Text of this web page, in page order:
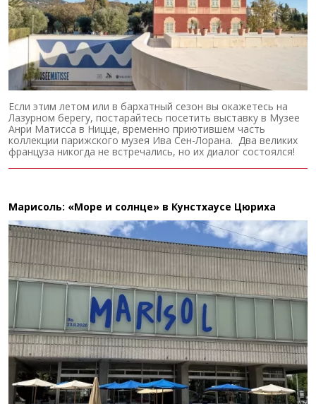
Если этим летом или в бархатный сезон вы окажетесь на
Лазурном берегу, постарайтесь посетить выставку в Музее
Анри Матисса в Ницце, временно приютившем часть
коллекции парижского музея Ива Сен-Лорана. Два великих
француза никогда не встречались, но их диалог состоялся!
Марисоль: «Море и солнце» в Кунстхаусе Цюриха